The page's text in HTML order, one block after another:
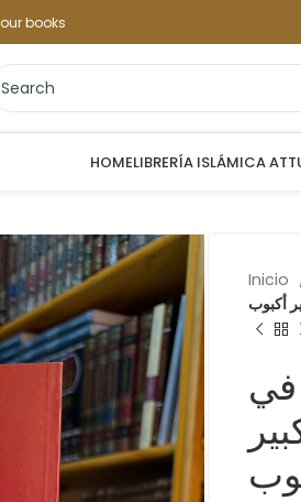
books
HOMELIBRERÍA ISLÁMICA
Inicio
أكبوب
في